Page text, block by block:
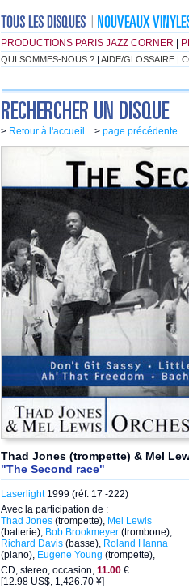
PRODUCTIONS PARIS JAZZ CORNER
QUI SOMMES-NOUS ? | AIDE/GLOSSAIRE |
> Retour à l'accueil > page précédente
Thad Jones (trompette) & Mel
"The Second race"
Laserlight1999 (réf. 17 -222)
Avec la participation de :
Thad Jones (trompette), Mel Lewis
(batterie), Bob Brookmeyer (trombone),
Richard Davis (basse), Roland Hanna
(piano), Eugene Young (trompette),
CD, stereo, occasion, 11.00 €
[12.98 US$, 1,426.70 ¥]